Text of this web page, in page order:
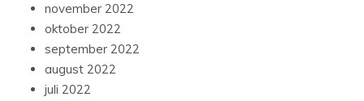
november 2022
oktober 2022
september 2022
august 2022
juli 2022